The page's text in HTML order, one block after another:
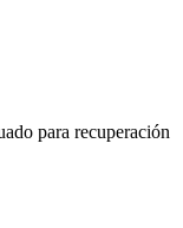
para recuperación